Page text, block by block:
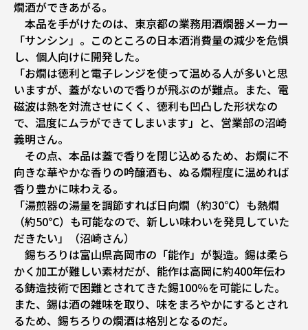
燗酒ができあがる。
本品を手がけたのは、東京都の業務用酒燗器メーカー
「サンシン」。このところの日本酒消費量の減少を危惧
し、個人向けに開発した。
「お燗は徳利と電子レンジを使って温める人が多いと思
いますが、蓋がないので香りが飛ぶのが難点。また、電
磁波は熱を対流させにくく、徳利も凹凸した形状なの
で、温度にムラができてしまいます」と、営業部の沼崎
義明さん。
その点、本品は蓋で香りを閉じ込めるため、お燗に不
向きな華やかな香りの吟醸酒も、ぬる燗程度に温めれば
香り豊かに味わえる。
「湯煎器の湯量を調節すれば日向燗（約30℃）も熱燗
（約50℃）も可能なので、新しい味わいを発見していた
だきたい」（沼崎さん）
錫ちろりは富山県高岡市の「能作」が製造。錫は柔ら
かく加工が難しい素材だが、能作は高岡に約400年伝わ
る鋳造技術で困難とされてきた錫100％を可能にした。
また、錫は酒の雑味を取り、味をまろやかにするとされ
るため、錫ちろりの燗酒は格別となるのだ。